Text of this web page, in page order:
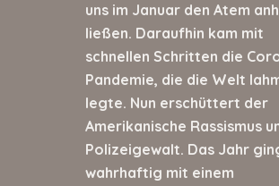
uns im Januar den Atem
ließen. Daraufhin kam mit
schnellen Schritten die
Pandemie, die die Welt
legte. Nun erschüttert der
Amerikanische Rassismus
Polizeigewalt. Das Jahr
wahrhaftig mit einem